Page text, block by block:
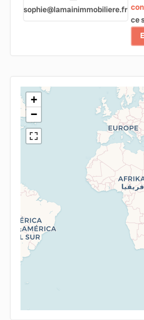
sophie@lamainimmobiliere.fr
ce
+
−